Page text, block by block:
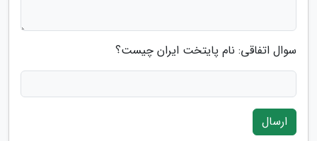
سوال اتفاقی: نام پایتخت ایران چیست؟
ارسال